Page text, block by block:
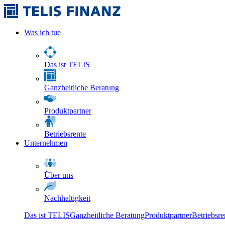
Was ich tue
Das ist TELIS
Ganzheitliche Beratung
Produktpartner
Betriebsrente
Unternehmen
Über uns
Nachhaltigkeit
Das ist TELISGanzheitliche BeratungProduktpartner